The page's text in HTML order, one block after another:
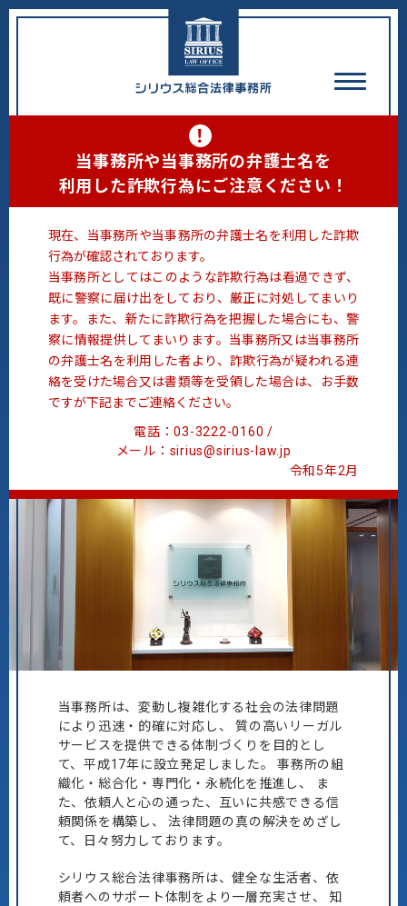
！
当事務所や当事務所の弁護士名を
利用した詐欺行為にご注意ください！
現在、当事務所や当事務所の弁護士名を利用した詐欺
行為が確認されております。
当事務所としてはこのような詐欺行為は看過できず、
既に警察に届け出をしており、厳正に対処してまいり
ます。また、新たに詐欺行為を把握した場合にも、警
察に情報提供してまいります。当事務所又は当事務所
の弁護士名を利用した者より、詐欺行為が疑われる連
絡を受けた場合又は書類等を受領した場合は、お手数
ですが下記までご連絡ください。
電話：03-3222-0160 /
メール：sirius@sirius-law.jp
令和5年2月
当事務所は、変動し複雑化する社会の法律問題
により迅速・的確に対応し、
質の高いリーガル
サービスを提供できる体制づくりを目的とし
て、平成17年に設立発足しました。
事務所の組
織化・総合化・専門化・永続化を推進し、
ま
た、依頼人と心の通った、互いに共感できる信
頼関係を構築し、
法律問題の真の解決をめざし
て、日々努力しております。
シリウス総合法律事務所は、健全な生活者、依
頼者へのサポート体制をより一層充実させ、
知